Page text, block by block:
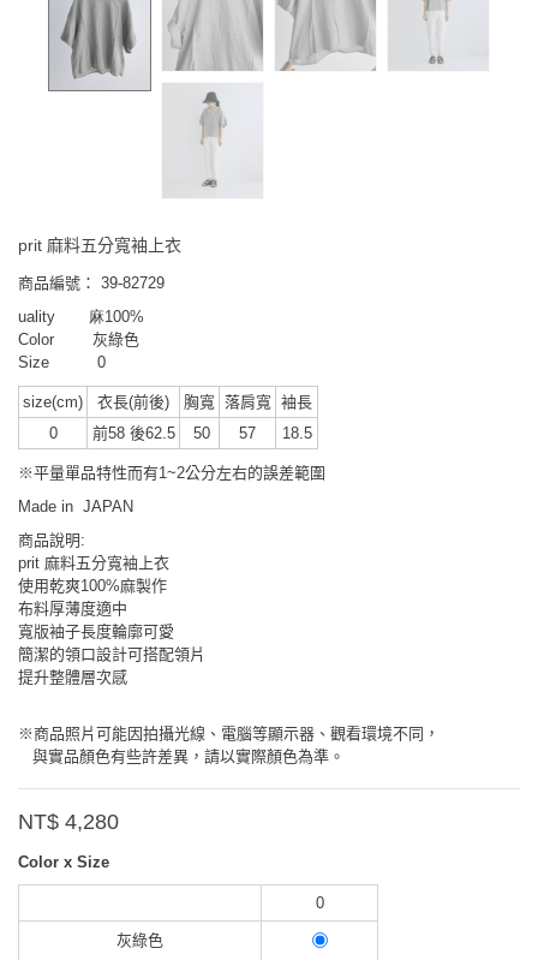
prit 麻料五分寬袖上衣
商品編號： 39-82729
uality 麻100%
Color 灰綠色
Size 0
size(cm) 衣長(前後) 胸寬 落肩寬 袖長
0
前58 後62.5 50 57 18.5
※平量單品特性而有1~2公分左右的誤差範圍
Made in JAPAN
商品說明:
prit 麻料五分寬袖上衣
使用乾爽100%麻製作
布料厚薄度適中
寬版袖子長度輪廓可愛
簡潔的領口設計可搭配領片
提升整體層次感
※商品照片可能因拍攝光線、電腦等顯示器、觀看環境不同，
與實品顏色有些許差異，請以實際顏色為準。
NT$ 4,280
Color x Size
0
灰綠色